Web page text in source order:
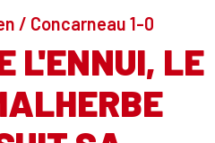
/ Concarneau 1-0
L'ENNUI, LE